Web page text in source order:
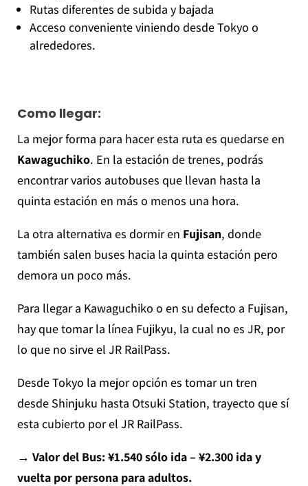
Rutas diferentes de subida y bajada
Acceso conveniente viniendo desde Tokyo o
alrededores.
Como llegar:
La mejor forma para hacer esta ruta es quedarse en
Kawaguchiko. En la estación de trenes, podrás
encontrar varios autobuses que llevan hasta la
quinta estación en más o menos una hora.
La otra alternativa es dormir en Fujisan, donde
también salen buses hacia la quinta estación pero
demora un poco más.
Para llegar a Kawaguchiko o en su defecto a Fujisan,
hay que tomar la línea Fujikyu, la cual no es JR, por
lo que no sirve el JR RailPass.
Desde Tokyo la mejor opción es tomar un tren
desde Shinjuku hasta Otsuki Station, trayecto que sí
esta cubierto por el JR RailPass.
→ Valor del Bus: ¥1.540 sólo ida – ¥2.300 ida y
vuelta por persona para adultos.